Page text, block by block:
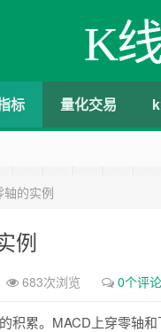
K
标 量化交易
轴的实例
例
683次浏览 0个评论
积累。MACD上穿零轴